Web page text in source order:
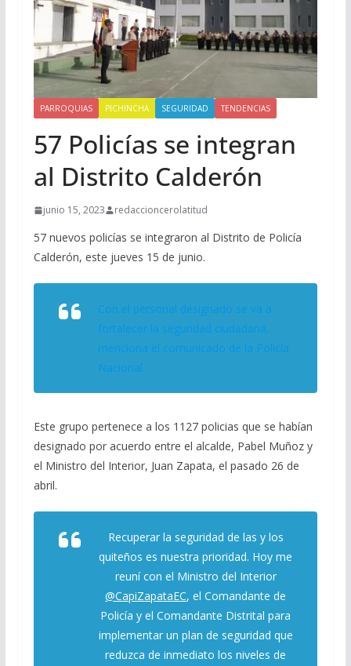
PARROQUIAS PICHINCHA SEGURIDAD TENDENCIAS
57 Policías se integran
al Distrito Calderón
junio 15, 2023 redaccioncerolatitud
57 nuevos policías se integraron al Distrito de Policía
Calderón, este jueves 15 de junio.
Con el personal designado se va a
fortalecer la seguridad ciudadana,
menciona el comunicado de la Policía
Nacional.
Este grupo pertenece a los 1127 policias que se habían
designado por acuerdo entre el alcalde, Pabel Muñoz y
el Ministro del Interior, Juan Zapata, el pasado 26 de
abril.
Recuperar la seguridad de las y los
quiteños es nuestra prioridad. Hoy me
reuní con el Ministro del Interior
@CapiZapataEC, el Comandante de
Policía y el Comandante Distrital para
implementar un plan de seguridad que
reduzca de inmediato los niveles de